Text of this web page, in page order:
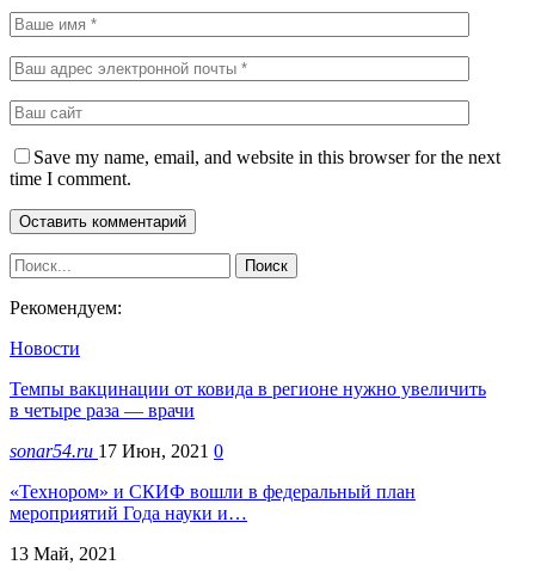
Save my name, email, and website in this browser for the next
time I comment.
Рекомендуем:
Новости
Темпы вакцинации от ковида в регионе нужно увеличить
в четыре раза — врачи
sonar54.ru 17 Июн, 2021 0
«Технором» и СКИФ вошли в федеральный план
мероприятий Года науки и…
13 Май, 2021